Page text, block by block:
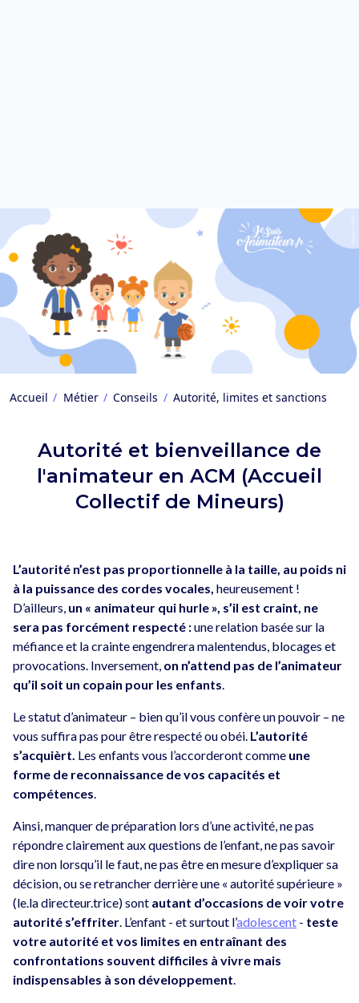
Accueil Métier Conseils Autorité, limites et sanctions
Autorité et bienveillance de
l'animateur en ACM (Accueil
Collectif de Mineurs)
L’autorité n’est pas proportionnelle à la taille, au poids ni
à la puissance des cordes vocales, heureusement !
D’ailleurs, un « animateur qui hurle », s’il est craint, ne
sera pas forcément respecté :une relation basée sur la
méfiance et la crainte engendrera malentendus, blocages et
provocations. Inversement, on n’attend pas de l’animateur
qu’il soit un copain pour les enfants.
Le statut d’animateur – bien qu’il vous confère un pouvoir – ne
vous suffira pas pour être respecté ou obéi. L’autorité
s’acquièrt. Les enfants vous l’accorderont comme une
forme de reconnaissance de vos capacités et
compétences.
Ainsi, manquer de préparation lors d’une activité, ne pas
répondre clairement aux questions de l’enfant, ne pas savoir
dire non lorsqu’il le faut, ne pas être en mesure d’expliquer sa
décision, ou se retrancher derrière une « autorité supérieure »
(le.la directeur.trice) sont autant d’occasions de voir votre
autorité s’effriter. L’enfant - et surtout l’adolescent - teste
votre autorité et vos limites en entraînant des
confrontations souvent difficiles à vivre mais
indispensables à son développement.